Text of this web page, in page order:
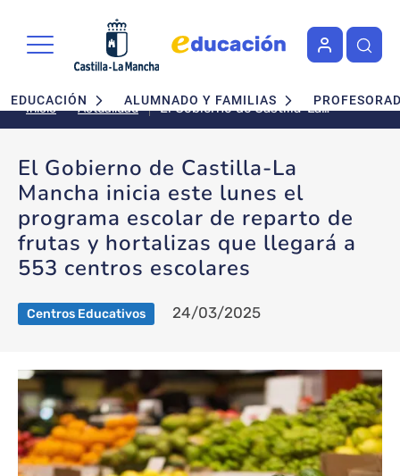
Navegación principal
EDUCACIÓN ALUMNADO Y FAMILIAS
Inicio Actualidad
El Gobierno de Castilla-La
Mancha inicia este lunes el
frutas y hortalizas que llegará a
553 centros escolares
El Gobierno de Castilla-La
Mancha inicia este lunes el
programa escolar de reparto de
frutas y hortalizas que llegará a
553 centros escolares
Centros Educativos 24/03/2025